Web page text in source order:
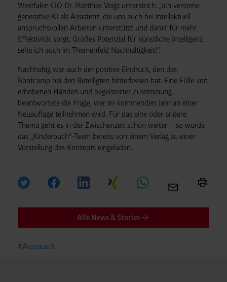
Westfalen CIO Dr. Matthias Voigt unterstrich: „Ich verstehe
generative KI als Assistenz, die uns auch bei intellektuell
anspruchsvollen Arbeiten unterstützt und damit für mehr
Effektivität sorgt. Großes Potenzial für künstliche Intelligenz
sehe ich auch im Themenfeld Nachhaltigkeit!“.
Nachhaltig war auch der positive Eindruck, den das
Bootcamp bei den Beteiligten hinterlassen hat. Eine Fülle von
erhobenen Händen und begeisterter Zustimmung
beantwortete die Frage, wer im kommenden Jahr an einer
Neuauflage teilnehmen wird. Für das eine oder andere
Thema geht es in der Zwischenzeit schon weiter – so wurde
das „Kinderbuch“-Team bereits von einem Verlag zu einer
Vorstellung des Konzepts eingeladen.
Alle News & Stories
#Austausch